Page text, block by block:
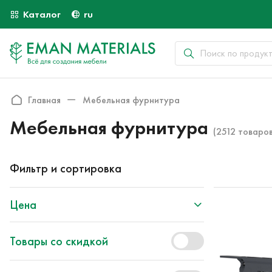
Каталог ru
Главная Мебельная фурнитура
Мебельная фурнитура (2512
Фильтр и сортировка
Цена
Товары со скидкой